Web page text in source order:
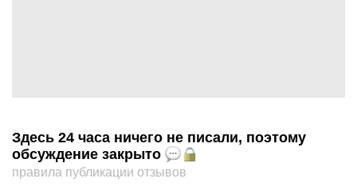
Здесь 24 часа ничего не писали, поэтому
обсуждение закрыто
правила публикации отзывов